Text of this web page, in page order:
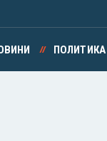
ПОЛИТИКА